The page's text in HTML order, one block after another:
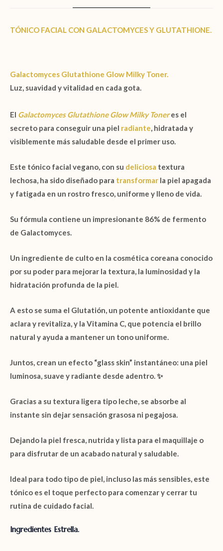
TÓNICO FACIAL CON GALACTOMYCES Y GLUTATHIONE.
Galactomyces Glutathione Glow Milky Toner.
Luz, suavidad y vitalidad en cada gota.
El Galactomyces Glutathione Glow Milky Toner es el
secreto para conseguir una piel radiante, hidratada y
visiblemente más saludable desde el primer uso.
Este tónico facial vegano, con su deliciosa textura
lechosa, ha sido diseñado para transformar la piel apagada
y fatigada en un rostro fresco, uniforme y lleno de vida.
Su fórmula contiene un impresionante 86% de fermento
de Galactomyces.
Un ingrediente de culto en la cosmética coreana conocido
por su poder para mejorar la textura, la luminosidad y la
hidratación profunda de la piel.
A esto se suma el Glutatión, un potente antioxidante que
aclara y revitaliza, y la Vitamina C, que potencia el brillo
natural y ayuda a mantener un tono uniforme.
Juntos, crean un efecto “glass skin” instantáneo: una piel
luminosa, suave y radiante desde adentro. ✨
Gracias a su textura ligera tipo leche, se absorbe al
instante sin dejar sensación grasosa ni pegajosa.
Dejando la piel fresca, nutrida y lista para el maquillaje o
para disfrutar de un acabado natural y saludable.
Ideal para todo tipo de piel, incluso las más sensibles, este
tónico es el toque perfecto para comenzar y cerrar tu
rutina de cuidado facial.
Ingredientes Estrella.